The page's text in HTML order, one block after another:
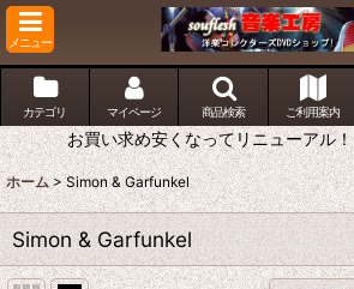
メニュー
カテゴリ マイページ 商品検索 ご利用案内
お買い求め安くなってリニューアル！
ホーム > Simon & Garfunkel
Simon & Garfunkel